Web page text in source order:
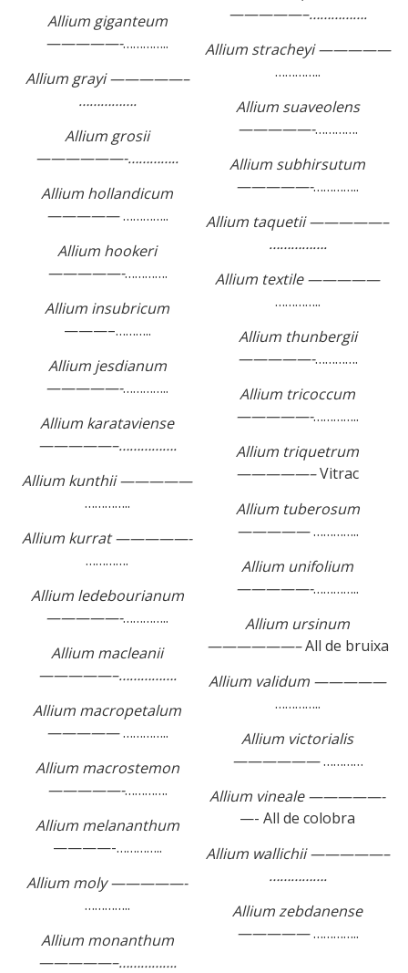
Allium giganteum
—————-…………..
Allium grayi —————–
…………….
Allium grosii
——————-…………..
Allium hollandicum
—————…………..
Allium hookeri
—————-………….
Allium insubricum
———–………..
Allium jesdianum
—————-…………..
Allium karataviense
—————–…………….
Allium kunthii —————
…………..
Allium kurrat —————-
………….
Allium ledebourianum
—————-…………..
Allium macleanii
—————–…………….
Allium macropetalum
—————…………..
Allium macrostemon
—————-………….
Allium melananthum
————-…………..
Allium moly —————-
…………..
Allium monanthum
—————–…………….
—————–…………….
Allium stracheyi —————
…………..
Allium suaveolens
—————-………….
Allium subhirsutum
—————-…………..
Allium taquetii —————–
…………….
Allium textile —————
…………..
Allium thunbergii
—————-………….
Allium tricoccum
—————-…………..
Allium triquetrum
—————–Vitrac
Allium tuberosum
—————…………..
Allium unifolium
—————-…………..
Allium ursinum
——————–All de bruixa
Allium validum —————
…………..
Allium victorialis
——————…………
Allium vineale —————-
—- All de colobra
Allium wallichii —————–
…………….
Allium zebdanense
—————…………..